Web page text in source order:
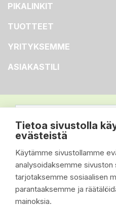
Tietoa sivustolla
evästeistä
Käytämme sivustollamme
analysoidaksemme
tarjotaksemme sosiaalisen
parantaaksemme ja
mainoksia.
PIKALINKIT
TUOTTEET
YRITYKSEMME
ASIAKASTILI